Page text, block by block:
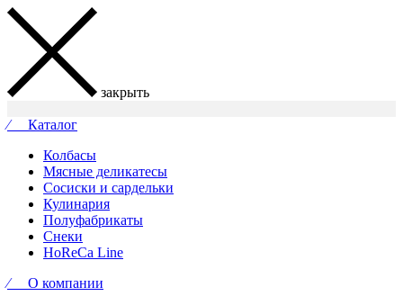
закрыть
⁄ Каталог
Колбасы
Мясные деликатесы
Сосиски и сардельки
Кулинария
Полуфабрикаты
Снеки
HoReCa Line
⁄ О компании